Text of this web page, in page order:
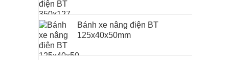
Bánh xe nâng điện BT
125x40x50mm